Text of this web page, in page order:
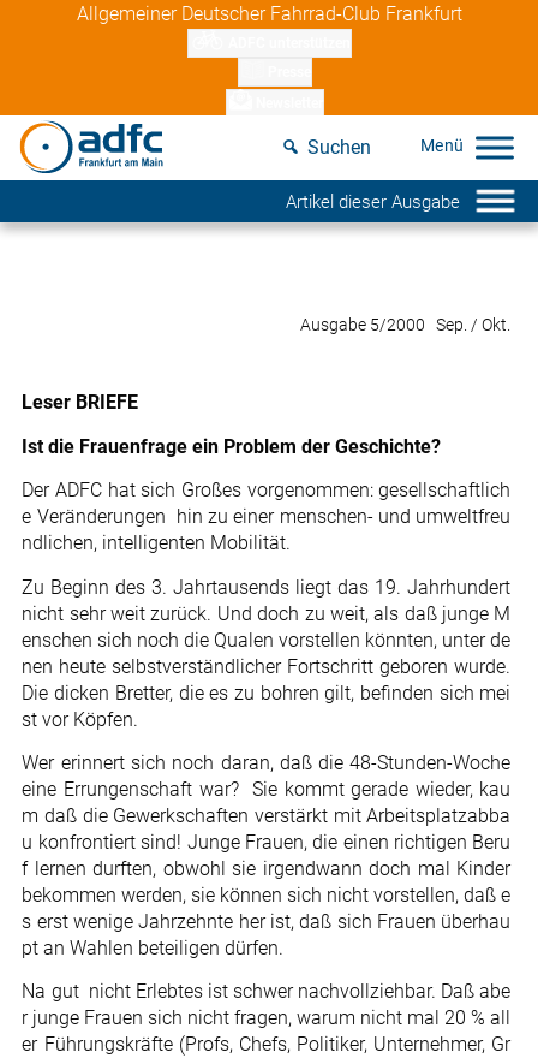
Allgemeiner Deutscher Fahrrad-Club Frankfurt
Suchen
Artikel dieser Ausgabe
Ausgabe 5/2000 Sep. / Okt.
Leser BRIEFE
Ist die Frauenfrage ein Problem der Geschichte?
Der ADFC hat sich Großes vorgenommen: gesellschaftlich
e Veränderungen  hin zu einer menschen- und umweltfreu
ndlichen, intelligenten Mobilität.
Zu Beginn des 3. Jahrtausends liegt das 19. Jahrhundert
nicht sehr weit zurück. Und doch zu weit, als daß junge M
enschen sich noch die Qualen vorstellen könnten, unter de
nen heute selbstverständlicher Fortschritt geboren wurde.
Die dicken Bretter, die es zu bohren gilt, befinden sich mei
st vor Köpfen.
Wer erinnert sich noch daran, daß die 48-Stunden-Woche
eine Errungenschaft war?  Sie kommt gerade wieder, kau
m daß die Gewerkschaften verstärkt mit Arbeitsplatzabba
u konfrontiert sind! Junge Frauen, die einen richtigen Beru
f lernen durften, obwohl sie irgendwann doch mal Kinder
bekommen werden, sie können sich nicht vorstellen, daß e
s erst wenige Jahrzehnte her ist, daß sich Frauen überhau
pt an Wahlen beteiligen dürfen.
Na gut  nicht Erlebtes ist schwer nachvollziehbar. Daß abe
r junge Frauen sich nicht fragen, warum nicht mal 20 % all
er Führungskräfte (Profs, Chefs, Politiker, Unternehmer, Gr